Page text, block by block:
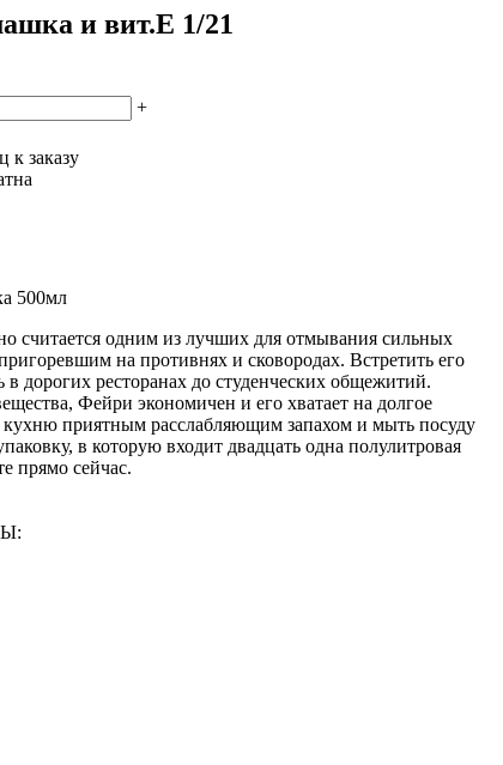
и вит.Е 1/21
+
к заказу
500мл
считается одним из лучших для отмывания сильных
на противнях и сковородах. Встретить его
дорогих ресторанах до студенческих общежитий.
Фейри экономичен и его хватает на долгое
приятным расслабляющим запахом и мыть посуду
в которую входит двадцать одна полулитровая
прямо сейчас.